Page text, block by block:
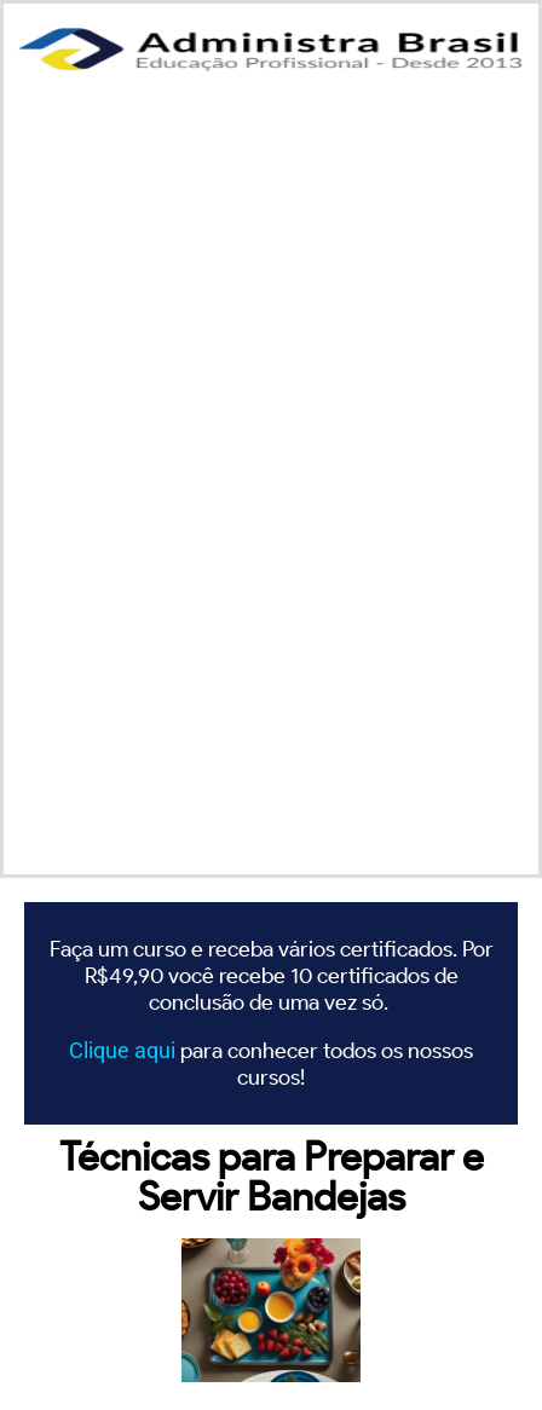
Faça um curso e receba vários certificados. Por
R$49,90 você recebe 10 certificados de
conclusão de uma vez só.
Clique aqui para conhecer todos os nossos
cursos!
Técnicas para Preparar e
Servir Bandejas